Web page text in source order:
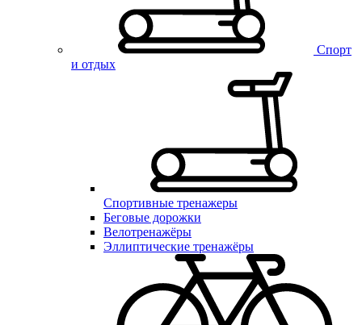
Спорт
и отдых
Спортивные тренажеры
Беговые дорожки
Велотренажёры
Эллиптические тренажёры